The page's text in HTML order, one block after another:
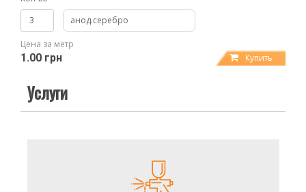
анод.серебро
Цена за метр
1.00 грн Купить
Услуги